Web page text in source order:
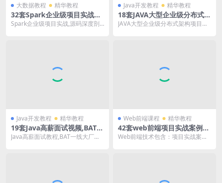
大数据教程 精华教程
32套Spark企业级项目实战视
频_Pyspark技术开发案例入门
到高级培训教程
Spark企业级项目实战,源码深度剖
性能调优...
Java开发教程 精华教程
18套JAVA大型企业级分布式电
商项目实战视频_微服务高并发
架构案例教程
JAVA大型企业级分布式架构项目实
实战,金融...
Java开发教程 精华教程
19套Java高薪面试视频,BAT一
线大厂面试题及答案,架构师面
试技巧大全教程
Java高薪面试教程,BAT一线大厂面
全,算...
Web前端课程 精华教程
42套web前端项目实战案例入
门到高级视频,前端全栈架构师
Web前端技术包含：项目实战案例
发教程Html5...